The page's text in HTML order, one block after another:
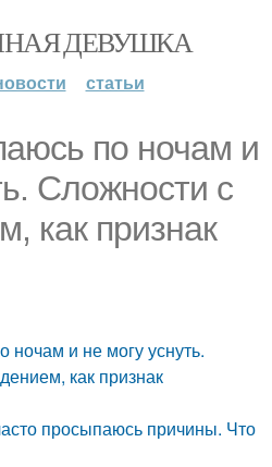
ДЕВУШКА
статьи
по ночам и
Сложности с
как признак
ночам и не могу уснуть.
как признак
просыпаюсь причины. Что